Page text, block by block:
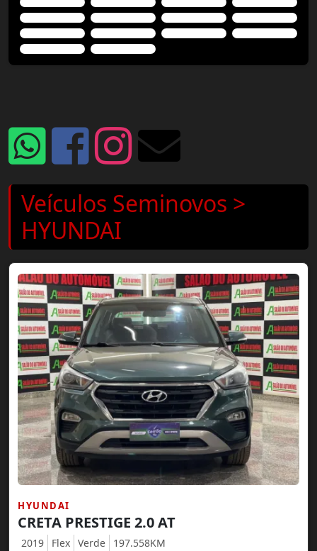
Veículos Seminovos >
HYUNDAI
HYUNDAI
CRETA PRESTIGE 2.0 AT
2019 Flex Verde 197.558KM